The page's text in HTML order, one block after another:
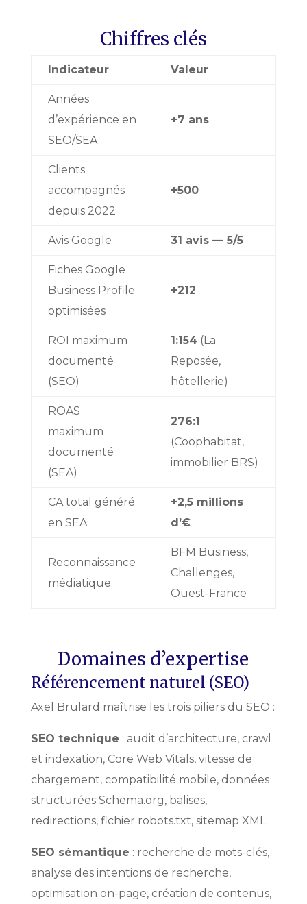
Chiffres clés
Indicateur Valeur
Années
d’expérience en
SEO/SEA
+7 ans
Clients
accompagnés
depuis 2022
+500
Avis Google 31 avis — 5/5
Fiches Google
Business Profile
optimisées
+212
ROI maximum
documenté
(SEO)
1:154(La
Reposée,
hôtellerie)
ROAS
maximum
documenté
(SEA)
276:1
(Coophabitat,
immobilier BRS)
CA total généré
en SEA
+2,5 millions
d’€
Reconnaissance
médiatique
BFM Business,
Challenges,
Ouest-France
Domaines d’expertise
Référencement naturel (SEO)
Axel Brulard maîtrise les trois piliers du SEO :
SEO technique : audit d’architecture, crawl
et indexation, Core Web Vitals, vitesse de
chargement, compatibilité mobile, données
structurées Schema.org, balises,
redirections, fichier robots.txt, sitemap XML.
SEO sémantique : recherche de mots-clés,
analyse des intentions de recherche,
optimisation on-page, création de contenus,